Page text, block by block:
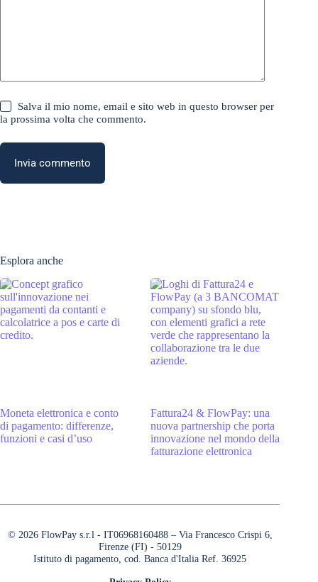
Salva il mio nome, email e sito web in questo browser per
la prossima volta che commento.
Invia commento
Esplora anche
Moneta elettronica e conto
di pagamento: differenze,
funzioni e casi d’uso
Fattura24 & FlowPay: una
nuova partnership che porta
innovazione nel mondo della
fatturazione elettronica
© 2026 FlowPay s.r.l - IT06968160488 – Via Francesco Crispi 6,
Firenze (FI) - 50129
Istituto di pagamento, cod. Banca d'Italia Ref. 36925